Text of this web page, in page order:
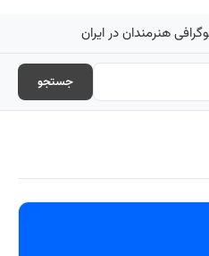
هنرمندان در ایران
جستجو